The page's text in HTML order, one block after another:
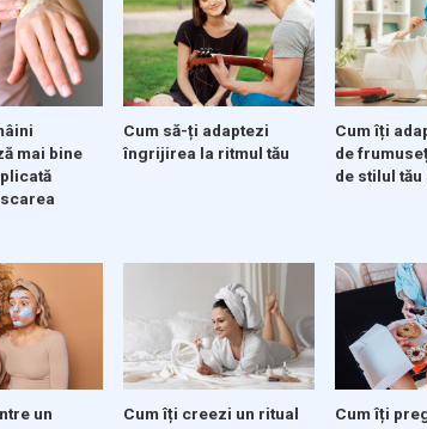
mai bine
Cum să-ți adaptezi
îngrijirea la ritmul tău
Cum îți
de
de stilul tău
un
Cum îți creezi un ritual
Cum îți